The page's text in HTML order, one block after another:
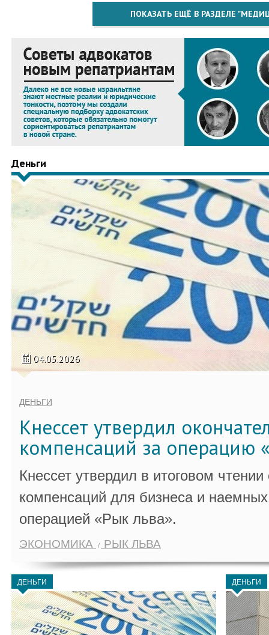
ПОКАЗАТЬ ЕЩЁ В РАЗДЕЛЕ
Деньги
04.05.2026
ДЕНЬГИ
Кнессет утвердил
компенсаций за операцию
Кнессет утвердил в итоговом
компенсаций для бизнеса и
операцией «Рык льва».
ЭКОНОМИКА РЫК ЛЬВА
ДЕНЬГИ ДЕНЬГИ